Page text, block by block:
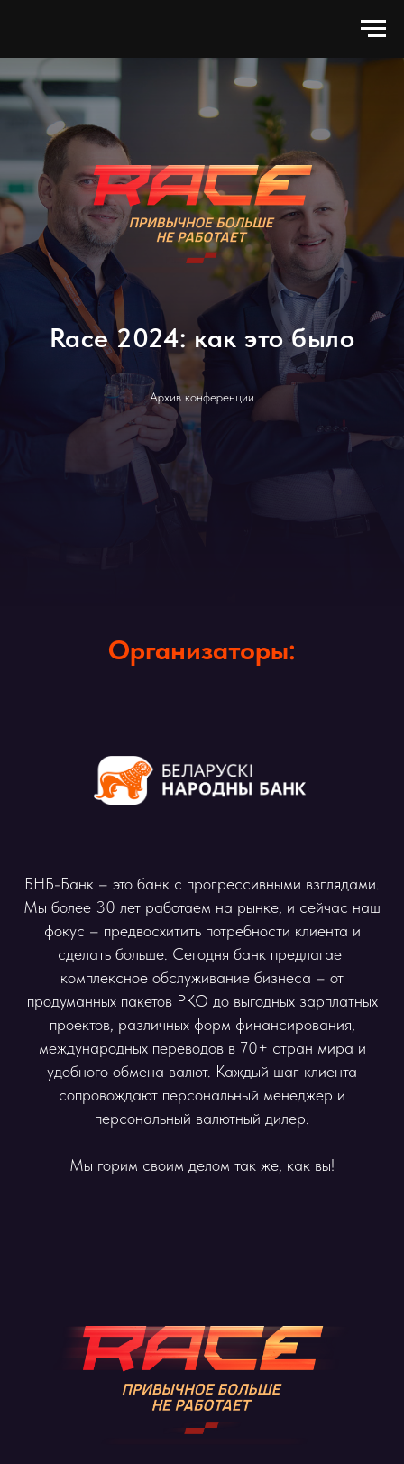
Race 2024: как это было
Архив конференции
Организаторы:
БНБ-Банк – это банк c прогрессивными взглядами.
Мы более 30 лет работаем на рынке, и сейчас наш
фокус – предвосхитить потребности клиента и
сделать больше. Сегодня банк предлагает
комплексное обслуживание бизнеса – от
продуманных пакетов РКО до выгодных зарплатных
проектов, различных форм финансирования,
международных переводов в 70+ стран мира и
удобного обмена валют. Каждый шаг клиента
сопровождают персональный менеджер и
персональный валютный дилер.
Мы горим своим делом так же, как вы!